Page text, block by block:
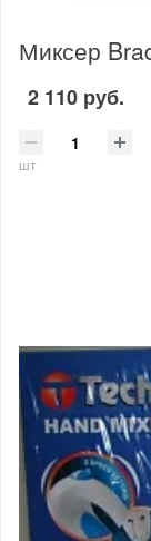
Миксер
2 110 руб.
шт